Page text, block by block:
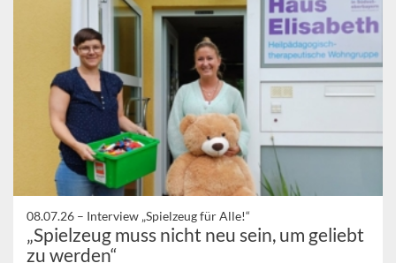
08.07.26 – Interview „Spielzeug für Alle!“
„Spielzeug muss nicht neu sein, um geliebt
zu werden“